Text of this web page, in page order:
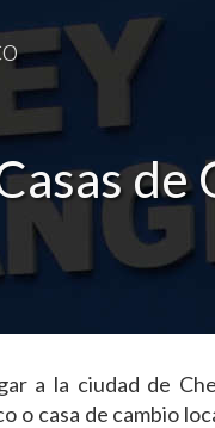
de
a la ciudad de
o casa de cambio